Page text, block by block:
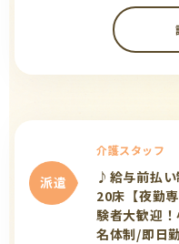
派遣
介護スタッフ
♪給与前払
20床【夜勤
験者大歓迎
名体制/即日